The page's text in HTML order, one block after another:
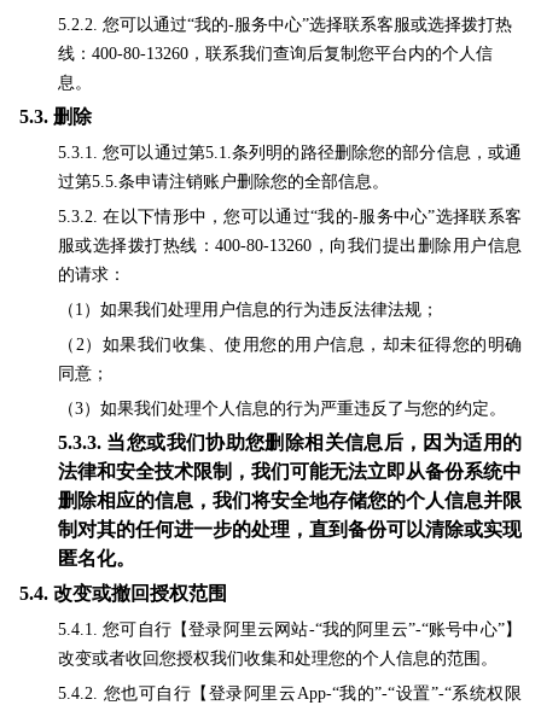
5.2.2. 您可以通过“我的-服务中心”选择联系客服或选择拨打热
线：400-80-13260，联系我们查询后复制您平台内的个人信
息。
5.3. 删除
5.3.1. 您可以通过第5.1.条列明的路径删除您的部分信息，或通
过第5.5.条申请注销账户删除您的全部信息。
5.3.2. 在以下情形中，您可以通过“我的-服务中心”选择联系客
服或选择拨打热线：400-80-13260，向我们提出删除用户信息
的请求：
（1）如果我们处理用户信息的行为违反法律法规；
（2）如果我们收集、使用您的用户信息，却未征得您的明确
同意；
（3）如果我们处理个人信息的行为严重违反了与您的约定。
5.3.3. 当您或我们协助您删除相关信息后，因为适用的
法律和安全技术限制，我们可能无法立即从备份系统中
删除相应的信息，我们将安全地存储您的个人信息并限
制对其的任何进一步的处理，直到备份可以清除或实现
匿名化。
5.4. 改变或撤回授权范围
5.4.1. 您可自行【登录阿里云网站-“我的阿里云”-“账号中心”】
改变或者收回您授权我们收集和处理您的个人信息的范围。
5.4.2. 您也可自行【登录阿里云App-“我的”-“设置”-“系统权限